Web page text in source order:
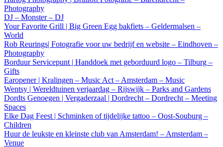
Photography
DJ – Monster – DJ
Your Favorite Grill | Big Green Egg bakfiets – Geldermalsen –
World
Rob Reurings| Fotografie voor uw bedrijf en website – Eindhoven –
Photography
Borduur Servicepunt | Handdoek met geborduurd logo – Tilburg –
Gifts
Earopener | Kralingen – Music Act – Amsterdam – Music
Wentsy | Wereldtuinen verjaardag – Rijswijk – Parks and Gardens
Dordts Genoegen | Vergaderzaal | Dordrecht – Dordrecht – Meeting
Spaces
Elke Dag Feest | Schminken of tijdelijke tattoo – Oost-Souburg –
Children
Huur de leukste en kleinste club van Amsterdam! – Amsterdam –
Venue